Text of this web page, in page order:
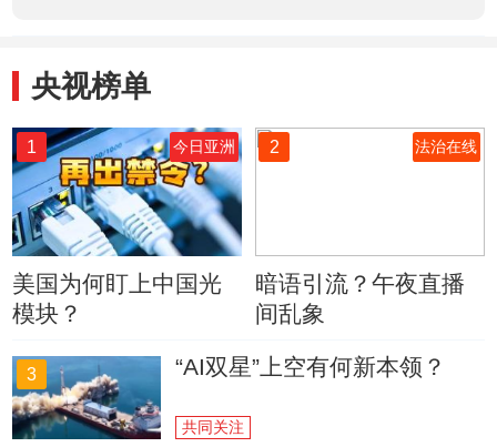
央视榜单
1 今日亚洲
美国为何盯上中国光
模块？
2 法治在线
暗语引流？午夜直播
间乱象
3 “AI双星”上空有何新本领？
共同关注